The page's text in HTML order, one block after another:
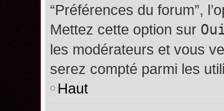
“Préférences du forum”,
Mettez cette option sur
les modérateurs et vous
serez compté parmi les
Haut